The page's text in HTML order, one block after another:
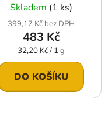
Skladem (1 ks)
399,17 Kč bez DPH
483 Kč
Měrná
cena:
32,20 Kč / 1 g
DO KOŠÍKU